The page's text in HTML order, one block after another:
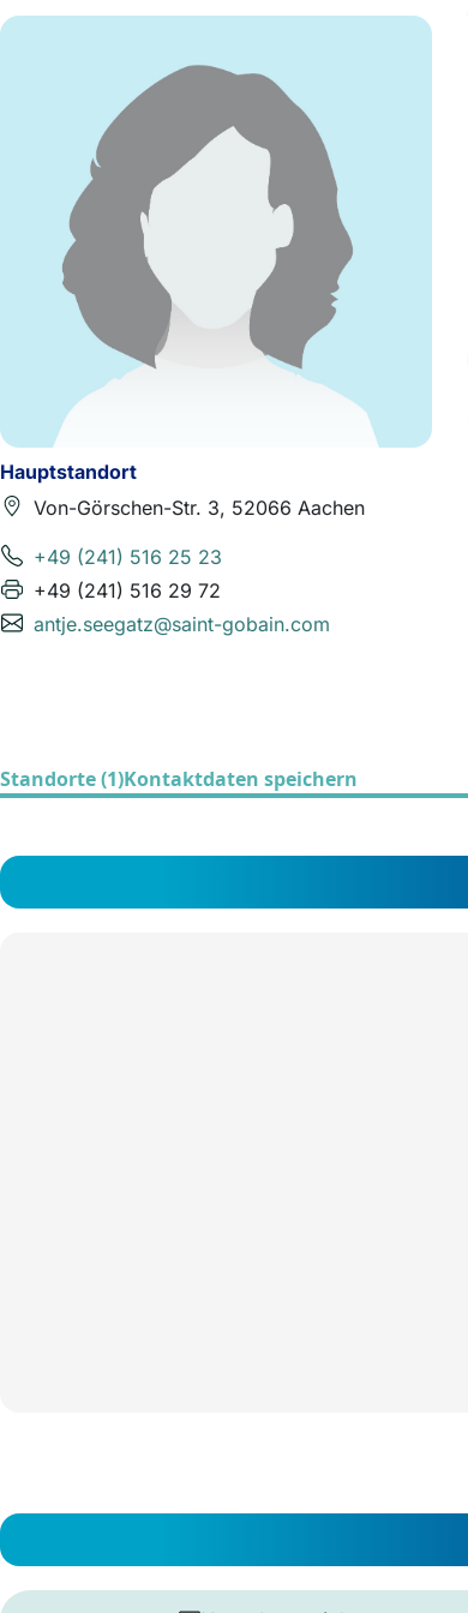
Hauptstandort
Von-Görschen-Str. 3, 52066 Aachen
+49 (241) 516 25 23
+49 (241) 516 29 72
antje.seegatz@saint-gobain.com
Standorte (1)Kontaktdaten speichern